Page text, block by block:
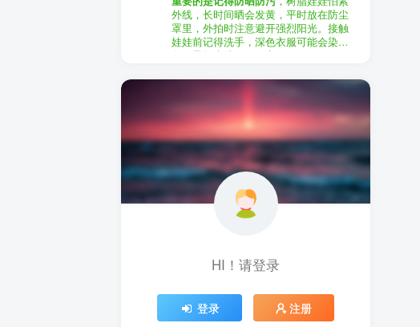
就追求高价位的娃娃，有很多性价比高
的品牌可以选择。而且，养娃的乐趣并
不完全在于价格，更多的是你和娃娃之
间的情感连接。
流群，比如娃圈跺网，这样可以更快地
获取信息，也能和其他玩家交流心得，
对于新手来说非常有帮助。
外线，长时间晒会发黄，平时放在防尘
罩里，外拍时注意避开强烈阳光。接触
娃娃前记得洗手，深色衣服可能会染
色，最好先洗一下再穿。
找妆师补妆或者重新定制。
关节松了可以调弹力绳，关节不顺滑的
话用砂纸轻磨，再涂点硅油。平时多给
娃换衣服、换假发，拍照时还能摆出各
种姿势。有时间的话，可以自己动手做
小场景，超有成就感！
最重要的是，养娃是为了开心，不用比
价格和数量，找到自己喜欢的风格，享
受和娃互动的过程就好啦！
HI！请登录
登录 注册